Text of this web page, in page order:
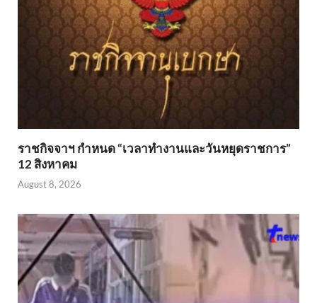
ราชกิจจาฯ กำหนด “เวลาทำงานและวันหยุดราชการ”
12 สิงหาคม
August 8, 2026